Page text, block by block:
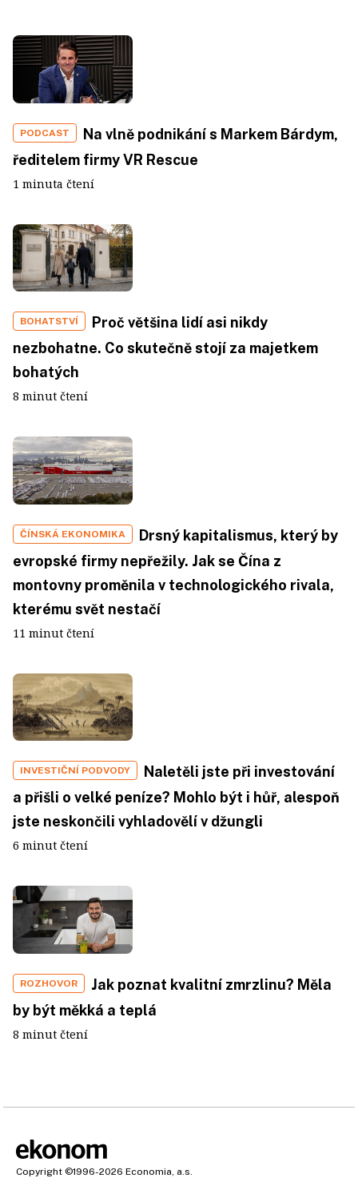
PODCAST
Na vlně podnikání s Markem Bárdym,
ředitelem firmy VR Rescue
1 minuta čtení
BOHATSTVÍ
Proč většina lidí asi nikdy
nezbohatne. Co skutečně stojí za majetkem
bohatých
8 minut čtení
ČÍNSKÁ EKONOMIKA
Drsný kapitalismus, který by
evropské firmy nepřežily. Jak se Čína z
montovny proměnila v technologického rivala,
kterému svět nestačí
11 minut čtení
INVESTIČNÍ PODVODY
Naletěli jste při investování
a přišli o velké peníze? Mohlo být i hůř, alespoň
jste neskončili vyhladovělí v džungli
6 minut čtení
ROZHOVOR
Jak poznat kvalitní zmrzlinu? Měla
by být měkká a teplá
8 minut čtení
Copyright ©1996-2026 Economia, a.s.